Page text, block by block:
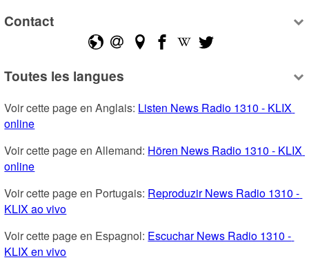
Contact
Toutes les langues
Voir cette page en Anglais: Listen News Radio 1310 - KLIX
online
Voir cette page en Allemand: Hören News Radio 1310 - KLIX
online
Voir cette page en Portugais: Reproduzir News Radio 1310 -
KLIX ao vivo
Voir cette page en Espagnol: Escuchar News Radio 1310 -
KLIX en vivo